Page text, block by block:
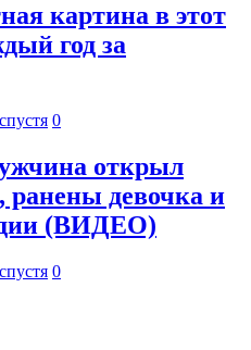
картина в этот
год за
0
открыл
ранены девочка и
(ВИДЕО)
0